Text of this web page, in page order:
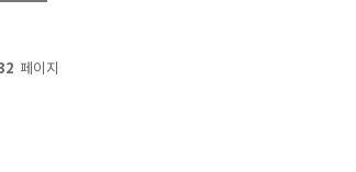
페이지